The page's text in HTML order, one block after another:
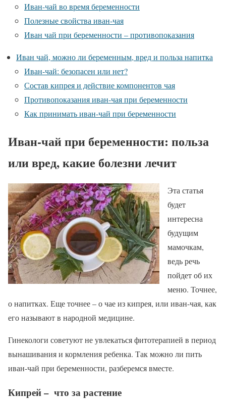
Иван-чай во время беременности
Полезные свойства иван-чая
Иван чай при беременности – противопоказания
Иван чай, можно ли беременным, вред и польза напитка
Иван-чай: безопасен или нет?
Состав кипрея и действие компонентов чая
Противопоказания иван-чая при беременности
Как принимать иван-чай при беременности
Иван-чай при беременности: польза
или вред, какие болезни лечит
Эта статья
будет
интересна
будущим
мамочкам,
ведь речь
пойдет об их
меню. Точнее,
о напитках. Еще точнее – о чае из кипрея, или иван-чая, как
его называют в народной медицине.
Гинекологи советуют не увлекаться фитотерапией в период
вынашивания и кормления ребенка. Так можно ли пить
иван-чай при беременности, разберемся вместе.
Кипрей – что за растение